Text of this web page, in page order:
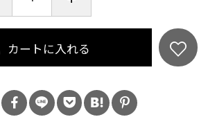
カートに入れる